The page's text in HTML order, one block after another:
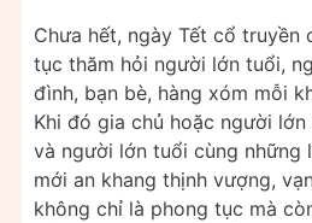
Chưa hết, ngày Tết cổ truyền
tục thăm hỏi người lớn tuổi,
đình, bạn bè, hàng xóm mỗi
Khi đó gia chủ hoặc người
và người lớn tuổi cùng những
mới an khang thịnh vượng,
không chỉ là phong tục mà